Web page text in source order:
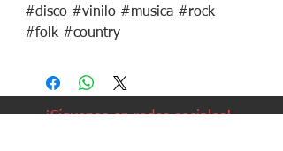
#disco #vinilo #musica #rock
#folk #country
¡Síguenos en redes sociales!